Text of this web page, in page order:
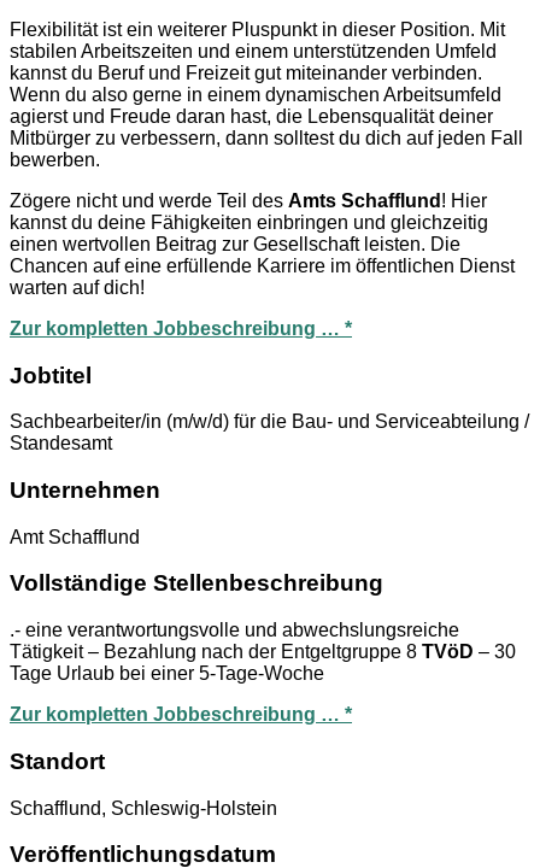
Flexibilität ist ein weiterer Pluspunkt in dieser Position. Mit
stabilen Arbeitszeiten und einem unterstützenden Umfeld
kannst du Beruf und Freizeit gut miteinander verbinden.
Wenn du also gerne in einem dynamischen Arbeitsumfeld
agierst und Freude daran hast, die Lebensqualität deiner
Mitbürger zu verbessern, dann solltest du dich auf jeden Fall
bewerben.
Zögere nicht und werde Teil des Amts Schafflund ! Hier
kannst du deine Fähigkeiten einbringen und gleichzeitig
einen wertvollen Beitrag zur Gesellschaft leisten. Die
Chancen auf eine erfüllende Karriere im öffentlichen Dienst
warten auf dich!
Zur kompletten Jobbeschreibung … *
Jobtitel
Sachbearbeiter/in (m/w/d) für die Bau- und Serviceabteilung /
Standesamt
Unternehmen
Amt Schafflund
Vollständige Stellenbeschreibung
.- eine verantwortungsvolle und abwechslungsreiche
Tätigkeit – Bezahlung nach der Entgeltgruppe 8 TVöD – 30
Tage Urlaub bei einer 5-Tage-Woche
Zur kompletten Jobbeschreibung … *
Standort
Schafflund, Schleswig-Holstein
Veröffentlichungsdatum